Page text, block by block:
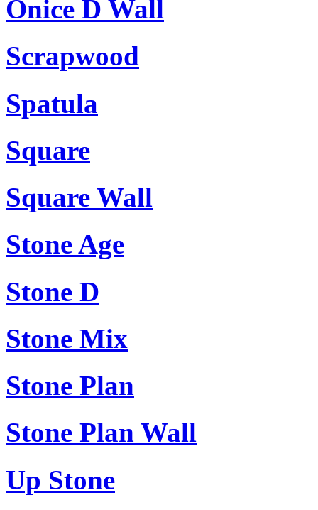
Onice D Wall
Scrapwood
Spatula
Square
Square Wall
Stone Age
Stone D
Stone Mix
Stone Plan
Stone Plan Wall
Up Stone